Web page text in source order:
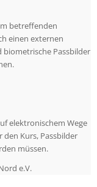
betreffenden
einen externen
biometrische Passbilder
elektronischem Wege
Kurs, Passbilder
müssen.
e.V.